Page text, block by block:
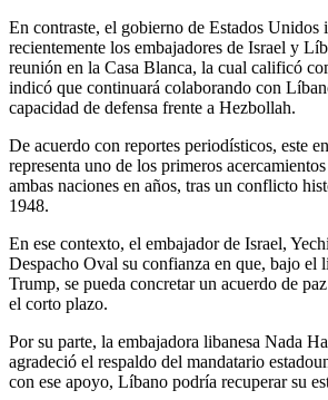
En contraste, el gobierno de Estados Unidos
recientemente los embajadores de Israel y
reunión en la Casa Blanca, la cual calificó
indicó que continuará colaborando con
capacidad de defensa frente a Hezbollah.
De acuerdo con reportes periodísticos, este
representa uno de los primeros
ambas naciones en años, tras un conflicto
1948.
En ese contexto, el embajador de Israel,
Despacho Oval su confianza en que, bajo el
Trump, se pueda concretar un acuerdo de
el corto plazo.
Por su parte, la embajadora libanesa Nada
agradeció el respaldo del mandatario
con ese apoyo, Líbano podría recuperar su